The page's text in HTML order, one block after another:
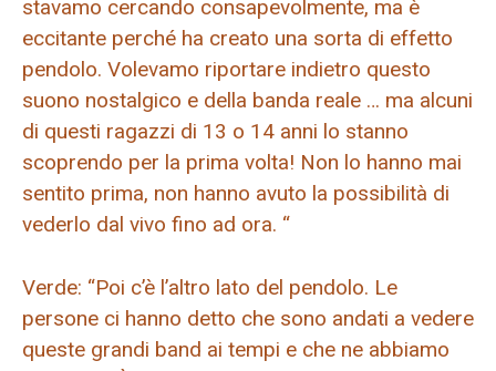
stavamo cercando consapevolmente, ma è
eccitante perché ha creato una sorta di effetto
pendolo. Volevamo riportare indietro questo
suono nostalgico e della banda reale … ma alcuni
di questi ragazzi di 13 o 14 anni lo stanno
scoprendo per la prima volta! Non lo hanno mai
sentito prima, non hanno avuto la possibilità di
vederlo dal vivo fino ad ora. “
Verde: “Poi c’è l’altro lato del pendolo. Le
persone ci hanno detto che sono andati a vedere
queste grandi band ai tempi e che ne abbiamo